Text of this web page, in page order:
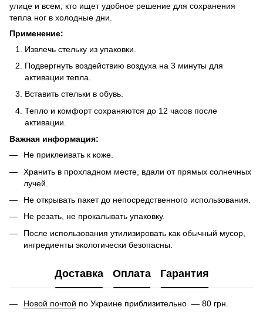
улице и всем, кто ищет удобное решение для сохранения
тепла ног в холодные дни.
Применение:
Извлечь стельку из упаковки.
Подвергнуть воздействию воздуха на 3 минуты для
активации тепла.
Вставить стельки в обувь.
Тепло и комфорт сохраняются до 12 часов после
активации.
Важная информация:
Не приклеивать к коже.
Хранить в прохладном месте, вдали от прямых солнечных
лучей.
Не открывать пакет до непосредственного использования.
Не резать, не прокалывать упаковку.
После использования утилизировать как обычный мусор,
ингредиенты экологически безопасны.
Доставка Оплата Гарантия
Новой почтой по Украине приблизительно — 80 грн.